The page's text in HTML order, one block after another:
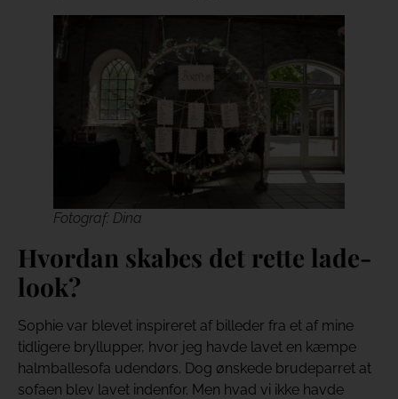
Fotograf: Dina
Hvordan skabes det rette lade-
look?
Sophie var blevet inspireret af billeder fra et af mine
tidligere bryllupper, hvor jeg havde lavet en kæmpe
halmballesofa udendørs. Dog ønskede brudeparret at
sofaen blev lavet indenfor. Men hvad vi ikke havde